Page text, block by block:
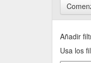
Añadir
Usa los